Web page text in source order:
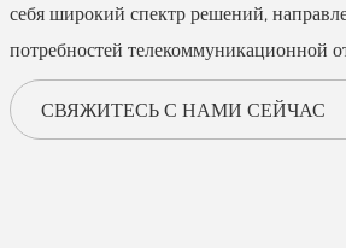
себя широкий спектр решений,
потребностей телекоммуникационной
СВЯЖИТЕСЬ С НАМИ СЕЙЧАС